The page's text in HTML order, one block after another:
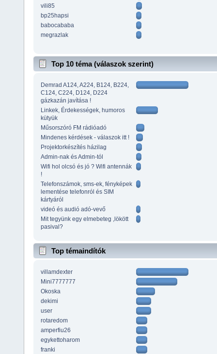
vili85
bp25hapsi
babocababa
megrazlak
Top 10 téma (válaszok szerint)
Demrad A124, A224, B124, B224,
C124, C224, D124, D224
gázkazán javítása !
Linkek, Érdekességek, humoros
kütyük
Műsorszóró FM rádióadó
Mindenes kérdések - válaszok itt !
Projektorkészítés házilag
Admin-nak és Admin-tól
Wifi hol olcsó és jó ? Wifi antennák
!
Telefonszámok, sms-ek, fényképek
lementése telefonról és SIM
kártyáról
videó és audió adó-vevő
Mit tegyünk egy elmebeteg ,lökött
pasival?
Top témaindítók
villamdexter
Mini7777777
Okoska
dekimi
user
rotaredom
amperfiu26
egykettoharom
franki